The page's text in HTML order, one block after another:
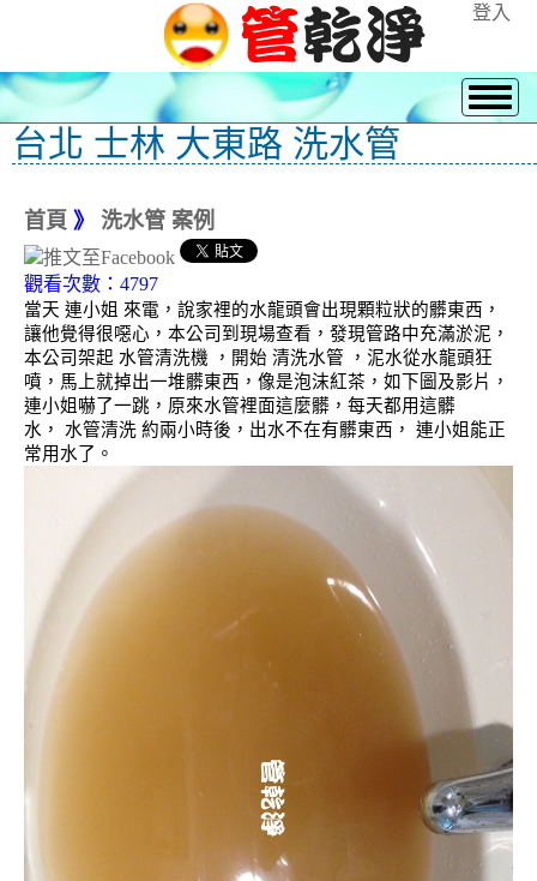
登入
台北 士林 大東路 洗水管
首頁 》 洗水管 案例
觀看次數：4797
當天 連小姐 來電，說家裡的水龍頭會出現顆粒狀的髒東西，
讓他覺得很噁心，本公司到現場查看，發現管路中充滿淤泥，
本公司架起 水管清洗機 ，開始 清洗水管 ，泥水從水龍頭狂
噴，馬上就掉出一堆髒東西，像是泡沫紅茶，如下圖及影片，
連小姐嚇了一跳，原來水管裡面這麼髒，每天都用這髒
水， 水管清洗 約兩小時後，出水不在有髒東西， 連小姐能正
常用水了。